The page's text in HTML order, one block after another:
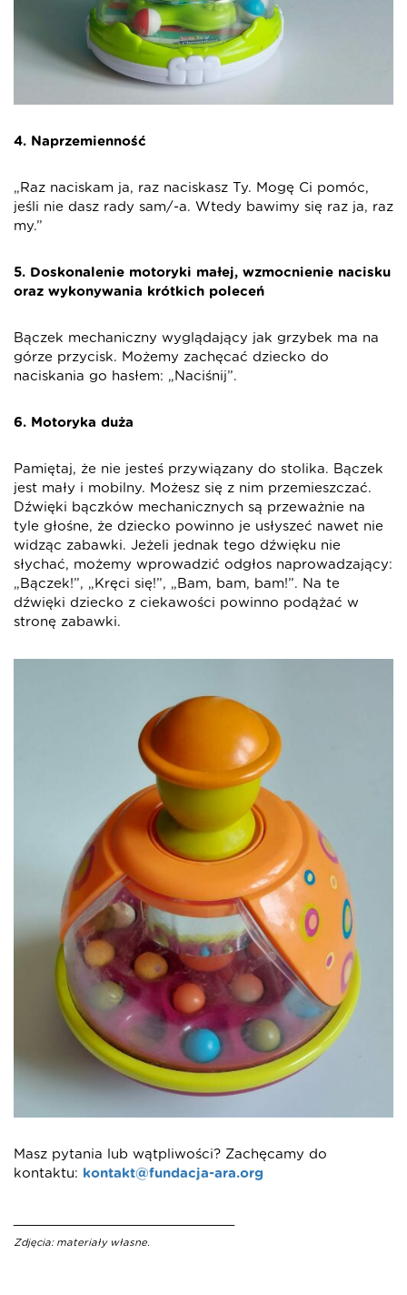
4. Naprzemienność
„Raz naciskam ja, raz naciskasz Ty. Mogę Ci pomóc,
jeśli nie dasz rady sam/-a. Wtedy bawimy się raz ja, raz
my.”
5. Doskonalenie motoryki małej, wzmocnienie nacisku
oraz wykonywania krótkich poleceń
Bączek mechaniczny wyglądający jak grzybek ma na
górze przycisk. Możemy zachęcać dziecko do
naciskania go hasłem: „Naciśnij”.
6. Motoryka duża
Pamiętaj, że nie jesteś przywiązany do stolika. Bączek
jest mały i mobilny. Możesz się z nim przemieszczać.
Dźwięki bączków mechanicznych są przeważnie na
tyle głośne, że dziecko powinno je usłyszeć nawet nie
widząc zabawki. Jeżeli jednak tego dźwięku nie
słychać, możemy wprowadzić odgłos naprowadzający:
„Bączek!”, „Kręci się!”, „Bam, bam, bam!”. Na te
dźwięki dziecko z ciekawości powinno podążać w
stronę zabawki.
Masz pytania lub wątpliwości? Zachęcamy do
kontaktu: kontakt@fundacja-ara.org
Zdjęcia: materiały własne.